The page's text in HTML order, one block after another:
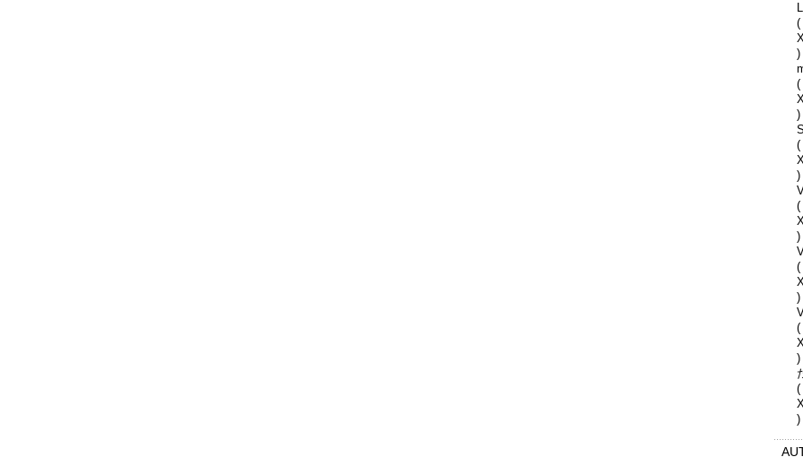
(
)
(
)
(
)
(
)
(
)
(
)
(
)